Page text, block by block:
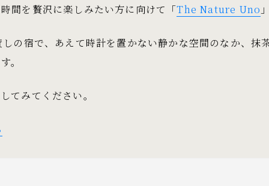
間を贅沢に楽しみたい方に向けて「The Nature Uno
の宿で、あえて時計を置かない静かな空間のなか、抹
。
てみてください。